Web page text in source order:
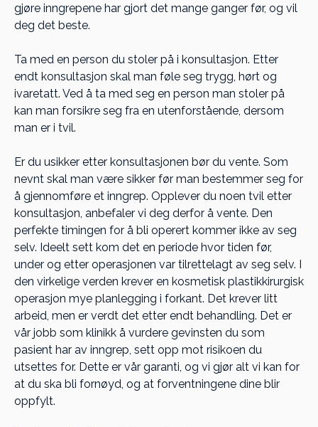
gjøre inngrepene har gjort det mange ganger før, og vil
deg det beste.
Ta med en person du stoler på i konsultasjon. Etter
endt konsultasjon skal man føle seg trygg, hørt og
ivaretatt. Ved å ta med seg en person man stoler på
kan man forsikre seg fra en utenforstående, dersom
man er i tvil.
Er du usikker etter konsultasjonen bør du vente. Som
nevnt skal man være sikker før man bestemmer seg for
å gjennomføre et inngrep. Opplever du noen tvil etter
konsultasjon, anbefaler vi deg derfor å vente. Den
perfekte timingen for å bli operert kommer ikke av seg
selv. Ideelt sett kom det en periode hvor tiden før,
under og etter operasjonen var tilrettelagt av seg selv. I
den virkelige verden krever en kosmetisk plastikkirurgisk
operasjon mye planlegging i forkant. Det krever litt
arbeid, men er verdt det etter endt behandling. Det er
vår jobb som klinikk å vurdere gevinsten du som
pasient har av inngrep, sett opp mot risikoen du
utsettes for. Dette er vår garanti, og vi gjør alt vi kan for
at du ska bli fornøyd, og at forventningene dine blir
oppfylt.